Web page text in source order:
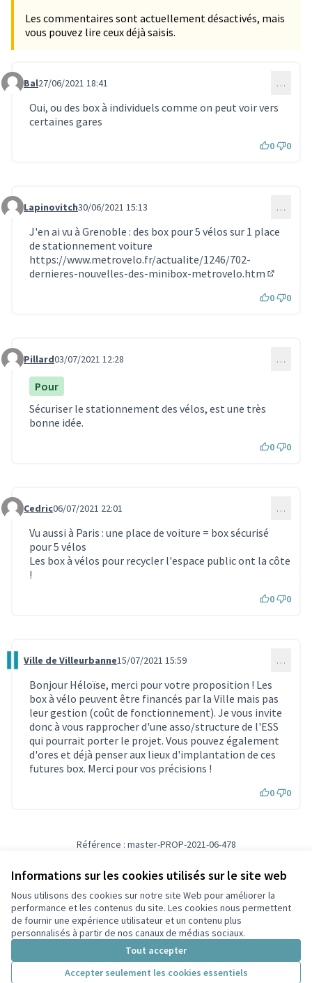
Informations sur les cookies utilisés sur le site web
Nous utilisons des cookies sur notre site Web pour améliorer la
performance et les contenus du site. Les cookies nous permettent
de fournir une expérience utilisateur et un contenu plus
personnalisés à partir de nos canaux de médias sociaux.
Tout accepter
Accepter seulement les cookies essentiels
Les commentaires sont actuellement désactivés, mais
vous pouvez lire ceux déjà saisis.
Commentaire 435
Bal27/06/2021 18:41 …
Oui, ou des box à individuels comme on peut voir vers
certaines gares
0 0
Commentaire 446
Lapinovitch30/06/2021 15:13 …
J'en ai vu à Grenoble : des box pour 5 vélos sur 1 place
de stationnement voiture
https://www.metrovelo.fr/actualite/1246/702-
dernieres-nouvelles-des-minibox-metrovelo.htm
0 0
Commentaire 455
Pillard03/07/2021 12:28 …
Pour
Sécuriser le stationnement des vélos, est une très
bonne idée.
0 0
Commentaire 469
Cedric06/07/2021 22:01 …
Vu aussi à Paris : une place de voiture = box sécurisé
pour 5 vélos
Les box à vélos pour recycler l'espace public ont la côte
!
0 0
Commentaire 594
Ville de Villeurbanne15/07/2021 15:59 …
Bonjour Héloïse, merci pour votre proposition ! Les
box à vélo peuvent être financés par la Ville mais pas
leur gestion (coût de fonctionnement). Je vous invite
donc à vous rapprocher d'une asso/structure de l'ESS
qui pourrait porter le projet. Vous pouvez également
d'ores et déjà penser aux lieux d'implantation de ces
futures box. Merci pour vos précisions !
0 0
Référence : master-PROP-2021-06-478
Conditions d'utilisation
Paramètres des cookies
Participez Villeurbanne sur X
(Lien externe)
Participez Villeurbanne sur Facebook
Participez Villeurbanne sur Instagram
Participez Villeurbanne sur YouTube
(Lien externe)